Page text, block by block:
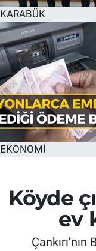
KARABÜK
EKONOMİ
Köyde
ev
Son Dakika
Haber Arşivi